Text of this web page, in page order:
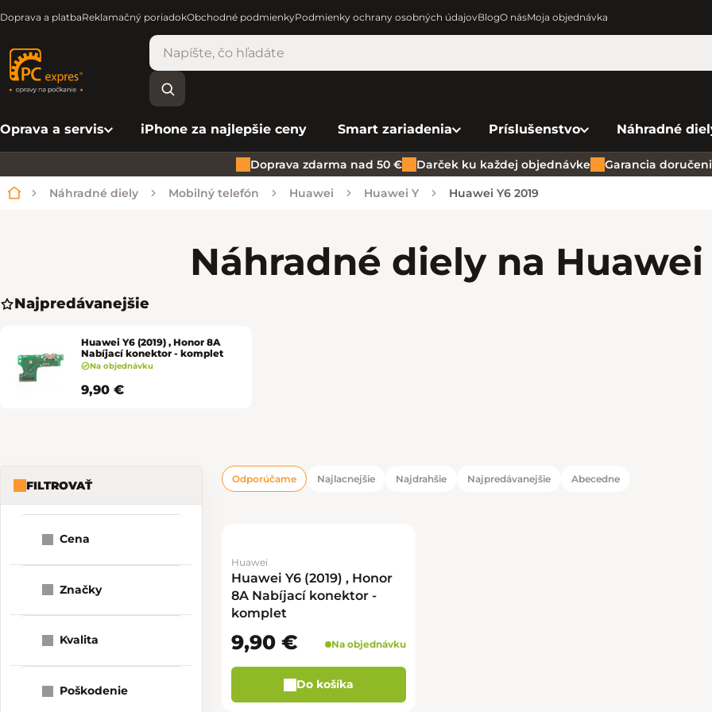
Doprava a platbaReklamačný poriadokObchodné podmienkyPodmienky ochrany osobných údajovBlogO násMoja objednávka
Oprava a servis iPhone za najlepšie ceny Smart zariadenia Príslušenstvo Náhradné
Doprava zdarma nad 50 € Darček ku každej objednávke Garancia
Domov
Náhradné diely Mobilný telefón Huawei Huawei Y Huawei Y6 2019
Náhradné diely na Huawei
Najpredávanejšie
Huawei Y6 (2019) , Honor 8A
Nabíjací konektor - komplet
Na objednávku
9,90 €
Bočný panel
FILTROVAŤ
Cena
Značky
Kvalita
Poškodenie
Radenie produktov
Odporúčame Najlacnejšie Najdrahšie Najpredávanejšie Abecedne
Výpis produktov
Huawei
Huawei Y6 (2019) , Honor
8A Nabíjací konektor -
komplet
9,90 € Na objednávku
Do košíka